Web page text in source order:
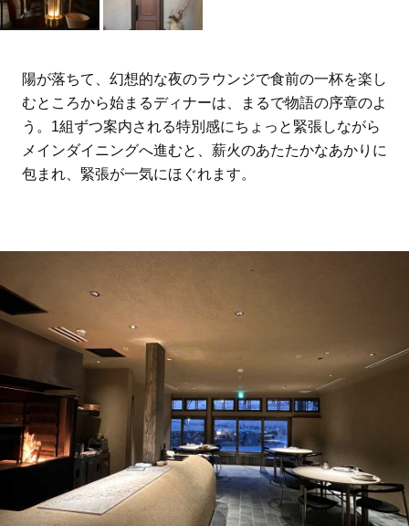
陽が落ちて、幻想的な夜のラウンジで食前の一杯を楽し
むところから始まるディナーは、まるで物語の序章のよ
う。1組ずつ案内される特別感にちょっと緊張しながら
メインダイニングへ進むと、薪火のあたたかなあかりに
包まれ、緊張が一気にほぐれます。